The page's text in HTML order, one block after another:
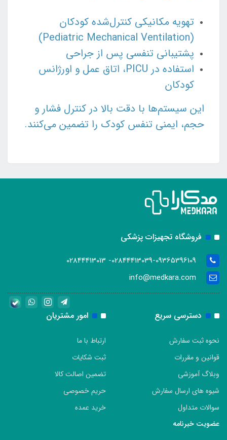
تهویه مکانیکی کنترل‌شده کودکان
(Pediatric Mechanical Ventilation)
پشتیبانی تنفسی پس از جراحی
استفاده در PICU، اتاق عمل و اورژانس
کودکان
این سیستم‌ها با دقت بالا در کنترل فشار و
حجم، ایمنی تنفس کودک را تضمین می‌کنند.
فروشگاه تجهیزات پزشکی
02844413039-09365396109- 02844413013
info@medkara.com
دسترسی سریع
نحوه ثبت سفارش
قوانین و مقررات
وبلاگ آموزشی
شیوه های ارسال سفارش
سوالات متداول
امور مشتریان
ارتباط با ما
ثبت شکایات
تضمین اصالت کالا
حریم خصوصی
خرید عمده
عضویت خبرنامه